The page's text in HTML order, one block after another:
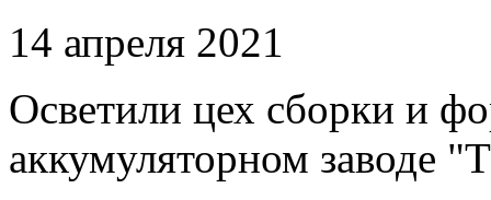
14 апреля 2021
Осветили цех сборки и
аккумуляторном заводе